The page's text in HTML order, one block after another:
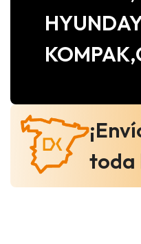
toda